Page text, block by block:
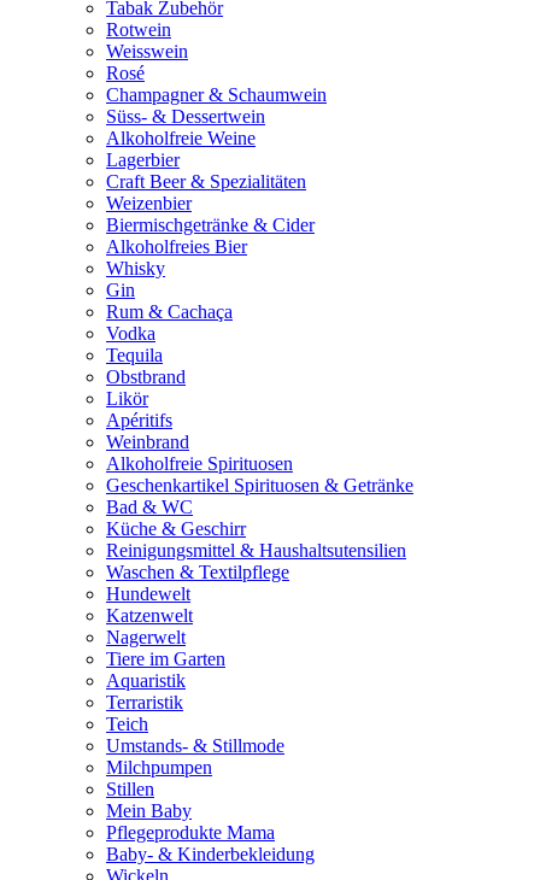
Tabak Zubehör
Rotwein
Weisswein
Rosé
Champagner & Schaumwein
Süss- & Dessertwein
Alkoholfreie Weine
Lagerbier
Craft Beer & Spezialitäten
Weizenbier
Biermischgetränke & Cider
Alkoholfreies Bier
Whisky
Gin
Rum & Cachaça
Vodka
Tequila
Obstbrand
Likör
Apéritifs
Weinbrand
Alkoholfreie Spirituosen
Geschenkartikel Spirituosen & Getränke
Bad & WC
Küche & Geschirr
Reinigungsmittel & Haushaltsutensilien
Waschen & Textilpflege
Hundewelt
Katzenwelt
Nagerwelt
Tiere im Garten
Aquaristik
Terraristik
Teich
Umstands- & Stillmode
Milchpumpen
Stillen
Mein Baby
Pflegeprodukte Mama
Baby- & Kinderbekleidung
Wickeln